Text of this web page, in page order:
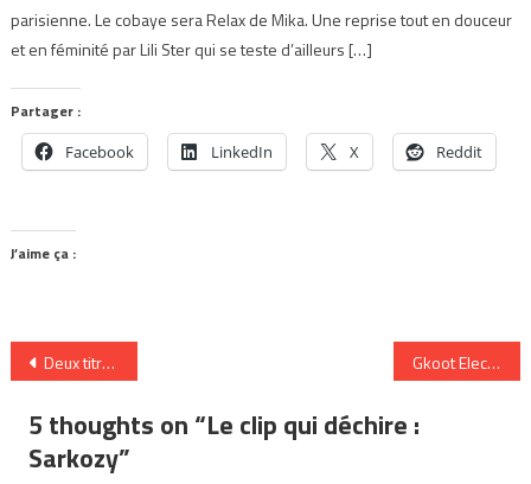
parisienne. Le cobaye sera Relax de Mika. Une reprise tout en douceur
et en féminité par Lili Ster qui se teste d’ailleurs […]
Partager :
Facebook LinkedIn X Reddit
J’aime ça :
Navigation
de
l’article
Deux titres gratuits légalement de Noir Désir Gkoot Electronic, nouveau site de téléchargement libre et gratuit
5 thoughts on “Le clip qui déchire :
Sarkozy”